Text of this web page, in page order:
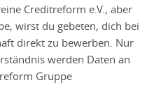
Creditreform e.V., aber
wirst du gebeten, dich bei
direkt zu bewerben. Nur
werden Daten an
Gruppe